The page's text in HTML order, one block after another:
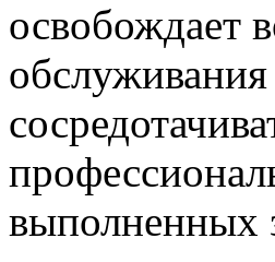
освобождает
обслуживания
выполненных